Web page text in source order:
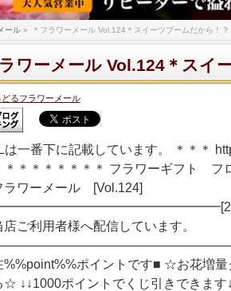
ール» ＊フラワーメール Vol.124＊スイーツブームだから！？
ワーメール Vol.124＊スイ
るフラワーメール
は一番下に記載しています。 ＊＊＊
＊＊＊＊＊＊＊＊ フラワーギフト
ラワーメール [Vol.124]
店ご利用者様へ配信しています。
%%point%%ポイントです■ ☆お花増
☆ ↓↓1000ポイントでくじ引きできます